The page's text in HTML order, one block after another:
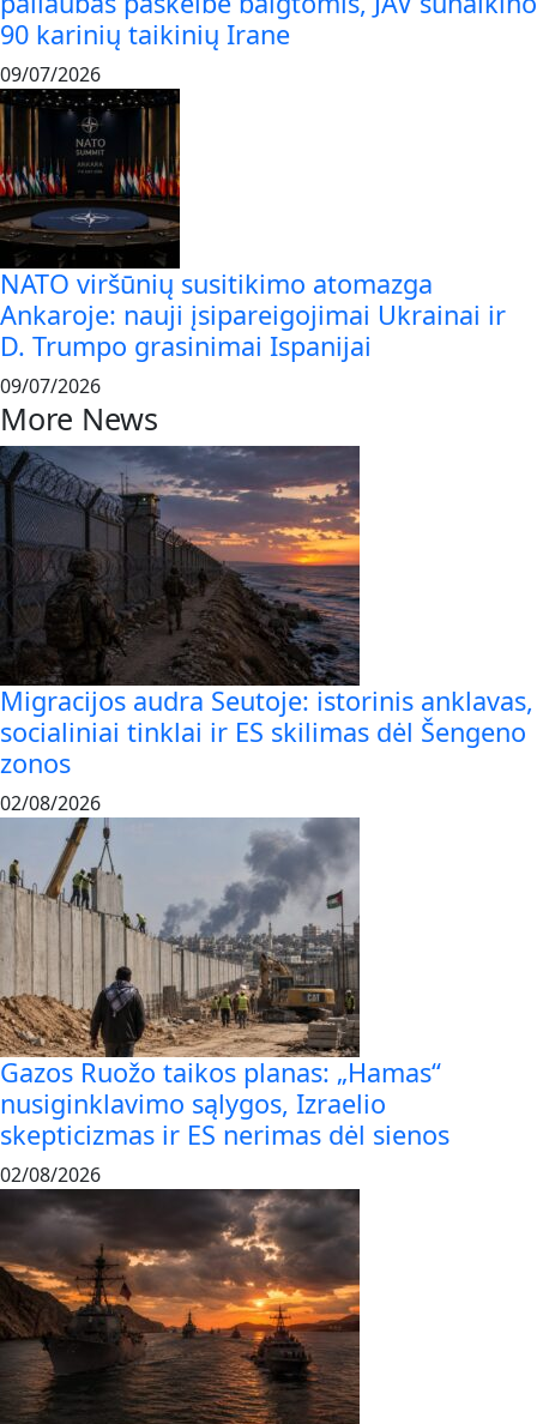
90 karinių taikinių Irane
09/07/2026
NATO viršūnių susitikimo atomazga
Ankaroje: nauji įsipareigojimai Ukrainai ir
D. Trumpo grasinimai Ispanijai
09/07/2026
More News
Migracijos audra Seutoje: istorinis anklavas,
socialiniai tinklai ir ES skilimas dėl Šengeno
zonos
02/08/2026
Gazos Ruožo taikos planas: „Hamas“
nusiginklavimo sąlygos, Izraelio
skepticizmas ir ES nerimas dėl sienos
02/08/2026